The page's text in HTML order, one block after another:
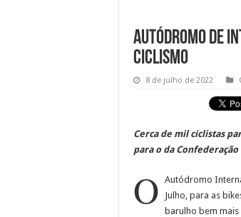
Autódromo de
Ciclismo
8 de julho de 2022
Cerca de mil ciclistas
para o da
O Autódromo
Julho, para as
barulho bem